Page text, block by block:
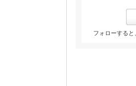
フォローすると